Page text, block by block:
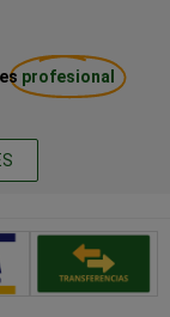
profesional